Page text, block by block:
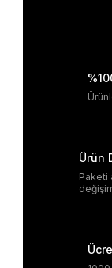
Ürün
Paketi